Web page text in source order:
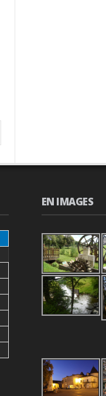
EN IMAGES